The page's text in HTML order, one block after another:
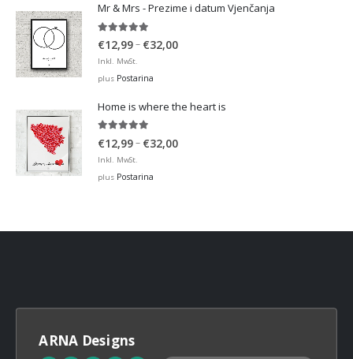
€36,00
Mr & Mrs - Prezime i datum Vjenčanja
5.00out of 5
€12,99– €32,00Price
€32,00
Inkl. MwSt.
plus Postarina
Home is where the heart is
€12,99– €32,00Price
Inkl. MwSt.
plus Postarina
ARNA Designs